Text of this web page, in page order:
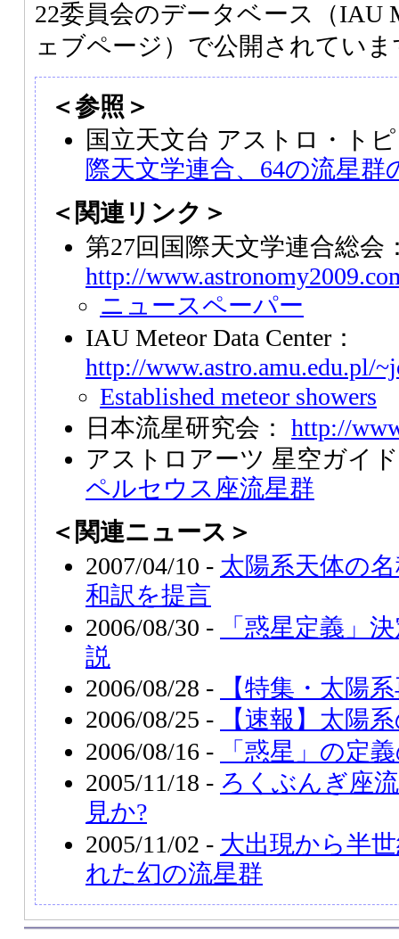
22委員会のデータベース（IAU
ェブページ）で公開されていま
＜参照＞
国立天文台 アストロ・ト
際天文学連合、64の流星群
＜関連リンク＞
第27回国際天文学連合総会
http://
ニュースペーパー
IAU Meteor Data Center：
http://www.astro.amu.edu.pl/
Established meteor showers
日本流星研究会： http://
アストロアーツ 星空ガイ
ペルセウス座流星群
＜関連ニュース＞
2007/04/10 - 太陽系天体の
和訳を提言
2006/08/30 -
「惑星定義」
説
2006/08/28 -
【特集・太陽
2006/08/25 -
【速報】太陽
2006/08/16 -
「惑星」の定
2005/11/18 - ろくぶんぎ座
見か?
2005/11/02 - 大出現から半
れた幻の流星群